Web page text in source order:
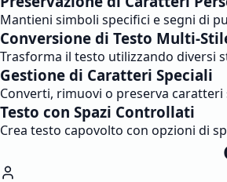
Mantieni simboli specifici e segni di
Conversione di Testo Multi-
Trasforma il testo utilizzando diversi
Gestione di Caratteri Speciali
Converti, rimuovi o preserva
Testo con Spazi Controllati
Crea testo capovolto con opzioni di